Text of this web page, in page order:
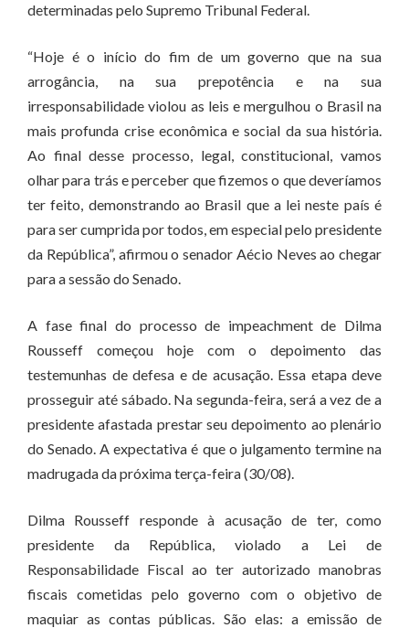
determinadas pelo Supremo Tribunal Federal.
“Hoje é o início do fim de um governo que na sua
arrogância, na sua prepotência e na sua
irresponsabilidade violou as leis e mergulhou o Brasil na
mais profunda crise econômica e social da sua história.
Ao final desse processo, legal, constitucional, vamos
olhar para trás e perceber que fizemos o que deveríamos
ter feito, demonstrando ao Brasil que a lei neste país é
para ser cumprida por todos, em especial pelo presidente
da República”, afirmou o senador Aécio Neves ao chegar
para a sessão do Senado.
A fase final do processo de impeachment de Dilma
Rousseff começou hoje com o depoimento das
testemunhas de defesa e de acusação. Essa etapa deve
prosseguir até sábado. Na segunda-feira, será a vez de a
presidente afastada prestar seu depoimento ao plenário
do Senado. A expectativa é que o julgamento termine na
madrugada da próxima terça-feira (30/08).
Dilma Rousseff responde à acusação de ter, como
presidente da República, violado a Lei de
Responsabilidade Fiscal ao ter autorizado manobras
fiscais cometidas pelo governo com o objetivo de
maquiar as contas públicas. São elas: a emissão de